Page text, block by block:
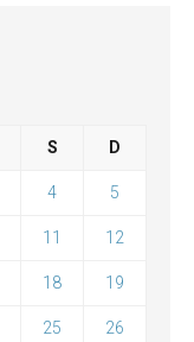
S D
4 5
11 12
18 19
25 26